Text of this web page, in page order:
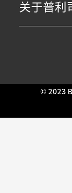
关于普利
© 2023